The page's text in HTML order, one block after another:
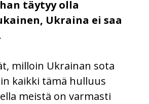
täytyy olla
Ukraina ei saa
milloin Ukrainan sota
kaikki tämä hulluus
meistä on varmasti